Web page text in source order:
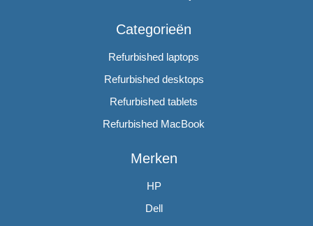
Categorieën
Refurbished laptops
Refurbished desktops
Refurbished tablets
Refurbished MacBook
Merken
HP
Dell